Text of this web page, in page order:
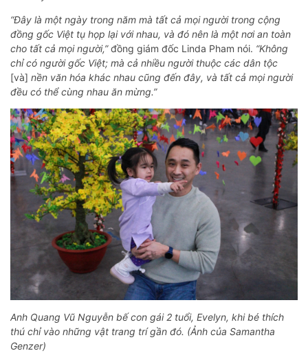
“Đây là một ngày trong năm mà tất cả mọi người trong cộng
đồng gốc Việt tụ họp lại với nhau, và đó nên là một nơi an toàn
cho tất cả mọi người,”đồng giám đốc Linda Pham nói. “Không
chỉ có người gốc Việt; mà cả nhiều người thuộc các dân tộc
[và] nền văn hóa khác nhau cũng đến đây, và tất cả mọi người
đều có thể cùng nhau ăn mừng.”
Anh Quang Vũ Nguyễn bế con gái 2 tuổi, Evelyn, khi bé thích
thú chỉ vào những vật trang trí gần đó. (Ảnh của Samantha
Genzer)